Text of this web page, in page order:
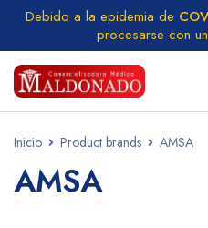
Debido a la epidemia de
procesarse con
Inicio Product brands AMSA
AMSA